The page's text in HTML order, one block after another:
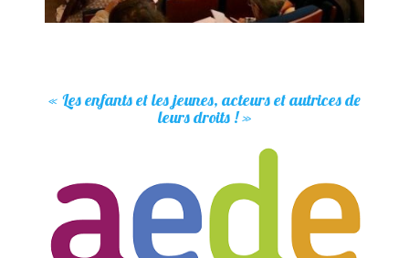
« Les enfants et les jeunes, acteurs et autrices de
leurs droits ! »